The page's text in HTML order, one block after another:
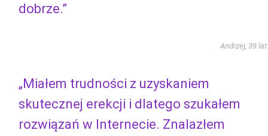
dobrze.”
Andrzej, 39 lat.
„Miałem trudności z uzyskaniem
skutecznej erekcji i dlatego szukałem
rozwiązań w Internecie. Znalazłem